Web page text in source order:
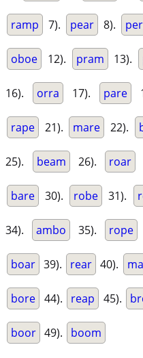
ramp 7). pear 8).
oboe 12). pram 13).
16). orra 17). pare
rape 21). mare 22).
25). beam 26). roar
bare 30). robe 31).
34). ambo 35). rope
boar 39). rear 40).
bore 44). reap 45).
boor 49). boom